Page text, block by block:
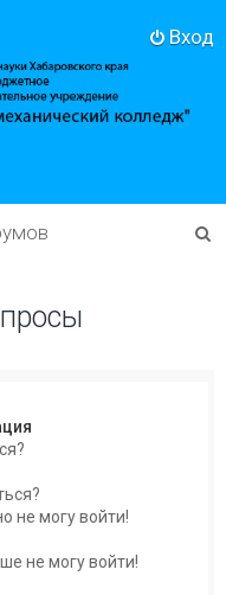
Вход
не могу войти!
не могу войти!